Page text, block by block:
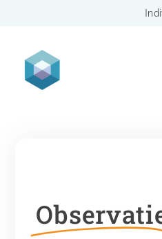
Individuele